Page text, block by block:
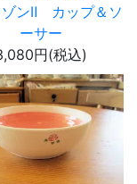
ゾンⅡ カップ＆ソ
ーサー
円(税込)